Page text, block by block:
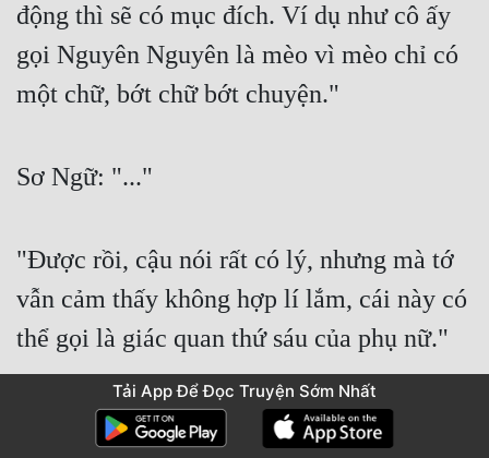
động thì sẽ có mục đích. Ví dụ như cô ấy
gọi Nguyên Nguyên là mèo vì mèo chỉ có
một chữ, bớt chữ bớt chuyện."
Sơ Ngữ: "..."
"Được rồi, cậu nói rất có lý, nhưng mà tớ
vẫn cảm thấy không hợp lí lắm, cái này có
thể gọi là giác quan thứ sáu của phụ nữ."
"Tớ rất tin tưởng, trực giác của tớ từ trước
Tải App Để Đọc Truyện Sớm Nhất